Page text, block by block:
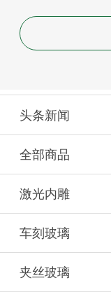
头条新闻
全部商品
激光内雕
车刻玻璃
夹丝玻璃